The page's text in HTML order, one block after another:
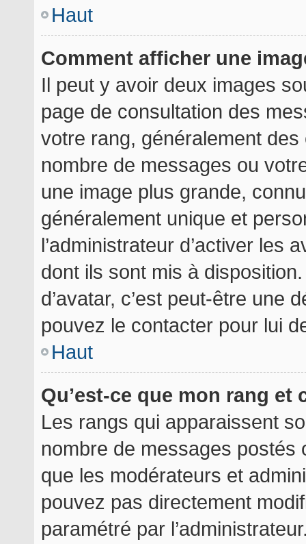
Haut
Comment afficher une
Il peut y avoir deux images
page de consultation des
votre rang, généralement
nombre de messages ou
une image plus grande,
généralement unique et
l’administrateur d’activer les
dont ils sont mis à
d’avatar, c’est peut-être une
pouvez le contacter pour lui
Haut
Qu’est-ce que mon rang
Les rangs qui apparaissent
nombre de messages postés
que les modérateurs et
pouvez pas directement
paramétré par